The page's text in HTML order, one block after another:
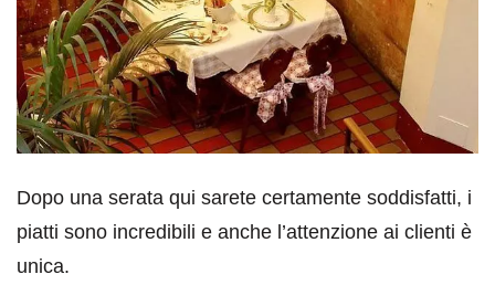
Dopo una serata qui sarete certamente soddisfatti, i
piatti sono incredibili e anche l’attenzione ai clienti è
unica.